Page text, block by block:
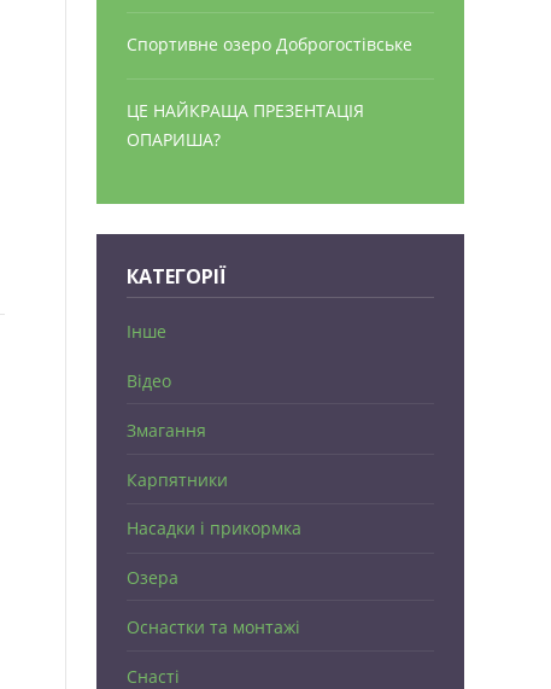
Спортивне озеро Доброгостівське
ЦЕ НАЙКРАЩА ПРЕЗЕНТАЦІЯ
ОПАРИША?
КАТЕГОРІЇ
Інше
Відео
Змагання
Карпятники
Насадки і прикормка
Озера
Оснастки та монтажі
Снасті